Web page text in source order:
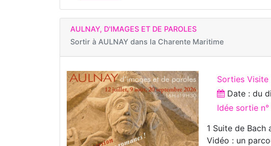
AULNAY, D'IMAGES ET DE PAROLES
Sortir à AULNAY dans la Charente Maritime
Sorties
Date : du
Idée sortie
1 Suite de
Vidéo : un